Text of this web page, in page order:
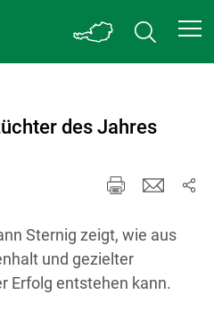
des Jahres
Sternig zeigt, wie aus
und gezielter
Erfolg entstehen kann.